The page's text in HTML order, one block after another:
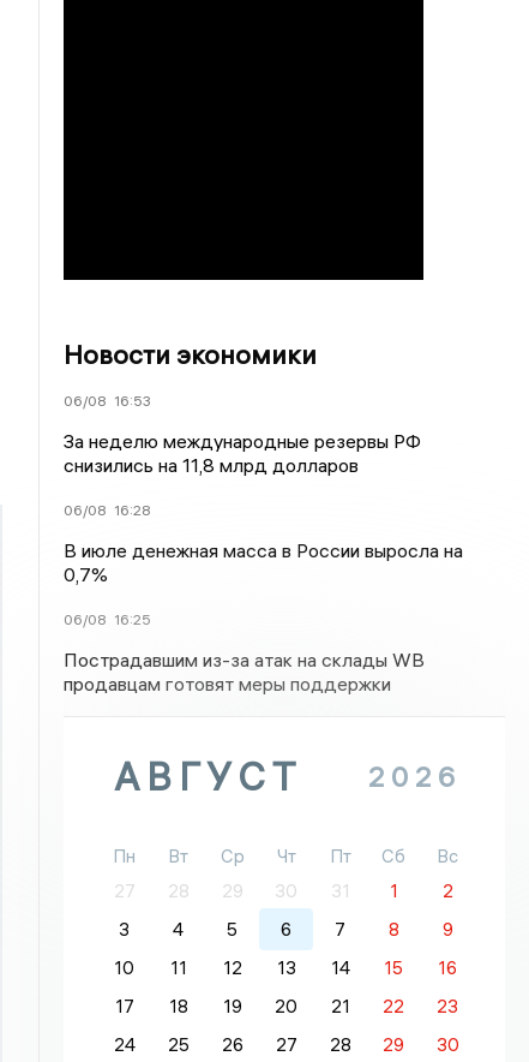
Новости экономики
06/08 16:53
За неделю международные резервы РФ
снизились на 11,8 млрд долларов
06/08 16:28
В июле денежная масса в России выросла на
0,7%
06/08 16:25
Пострадавшим из-за атак на склады WB
продавцам готовят меры поддержки
АВГУСТ 2026
Пн Вт Ср Чт Пт Сб
Вс
27
28 29 30 31 1
2
3
4 5 6 7 8
9
10
11 12 13 14 15
16
17
18 19 20 21 22
23
24
25 26 27 28 29
30